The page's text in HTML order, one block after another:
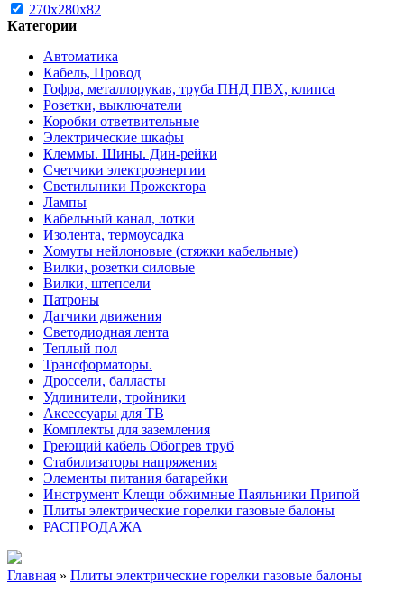
270х280х82
Категории
Автоматика
Кабель, Провод
Гофра, металлорукав, труба ПНД ПВХ, клипса
Розетки, выключатели
Коробки ответвительные
Электрические шкафы
Клеммы. Шины. Дин-рейки
Счетчики электроэнергии
Светильники Прожектора
Лампы
Кабельный канал, лотки
Изолента, термоусадка
Хомуты нейлоновые (стяжки кабельные)
Вилки, розетки силовые
Вилки, штепсели
Патроны
Датчики движения
Светодиодная лента
Теплый пол
Трансформаторы.
Дроссели, балласты
Удлинители, тройники
Аксессуары для ТВ
Комплекты для заземления
Греющий кабель Обогрев труб
Стабилизаторы напряжения
Элементы питания батарейки
Инструмент Клещи обжимные Паяльники Припой
Плиты электрические горелки газовые балоны
РАСПРОДАЖА
Главная » Плиты электрические горелки газовые балоны